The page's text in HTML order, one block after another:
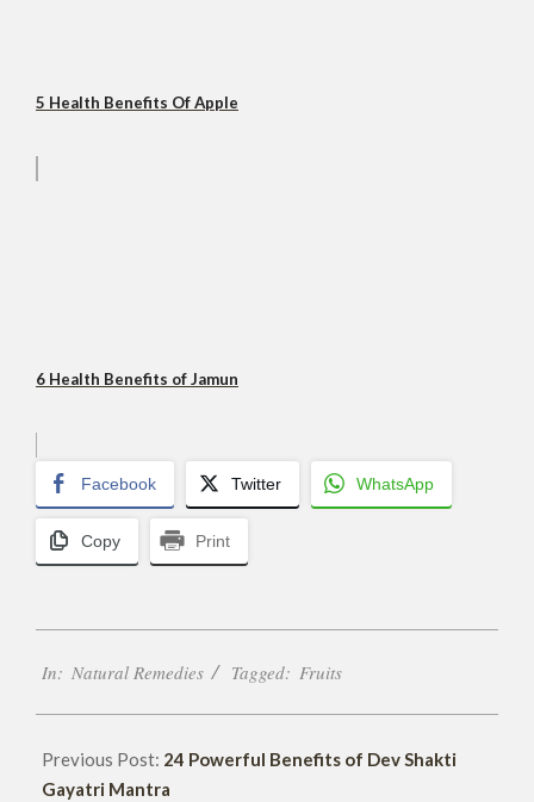
5 Health Benefits Of Apple
6 Health Benefits of Jamun
Facebook Twitter WhatsApp
Copy Print
05-
In: Natural Remedies Tagged: Fruits
Previous Post: 24 Powerful Benefits of Dev Shakti
Gayatri Mantra